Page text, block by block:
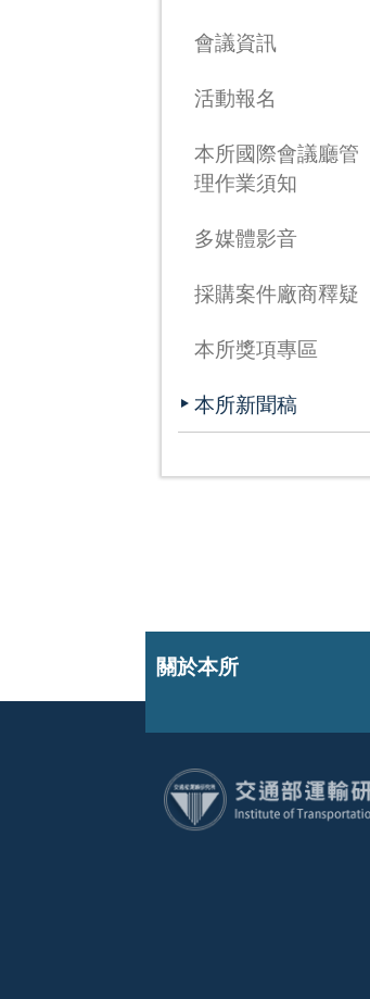
會議資訊
活動報名
本所國際會議廳管
理作業須知
多媒體影音
採購案件廠商釋疑
本所獎項專區
本所新聞稿
關於本所